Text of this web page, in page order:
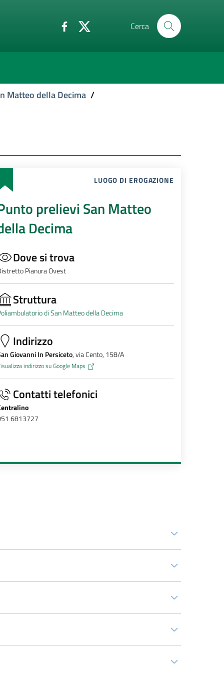
Cerca
Matteo della Decima /
LUOGO DI EROGAZIONE
prelievi San Matteo
Decima
Dove si trova
Pianura Ovest
Struttura
di San Matteo della Decima
Indirizzo
Giovanni In Persiceto, via Cento, 158/A
indirizzo su Google Maps
Contatti telefonici
6813727